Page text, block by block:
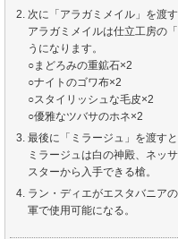
次に「アラガミメイル」を渡す
アラガミメイルは仕立工房の
うになります。
○まどろみの重鉱石×2
○ナイトのゴワ布×2
○スタイリッシュな毛皮×2
○優雅なツバサのホネ×2
最後に「ミラージュ」を渡すと
ミラージュは白の神殿、ネッ
スターから入手できる槍。
ラン・ディエがエスタバニア
軍で使用可能になる。